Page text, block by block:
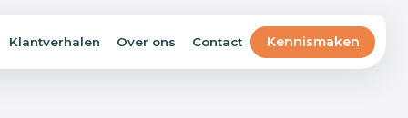
Klantverhalen Over ons Contact Kennismaken